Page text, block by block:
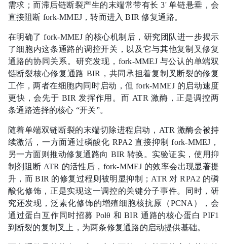
需求；而滞后链断裂产生的末端常带有长 3' 单链悬垂，会
直接阻断 fork-MMEJ，转而进入 BIR 修复通路。
在明确了 fork-MMEJ 的核心机制后，研究团队进一步揭示
了细胞内这条通路的调控开关，以及它与其他复制叉修复
通路的协同关系。研究发现，fork-MMEJ 与公认的单端双
链断裂核心修复通路 BIR，共同承担着复制叉断裂的修复
工作，两者在细胞内同时启动，但 fork-MMEJ 的启动速度
更快，会先于 BIR 发挥作用。而 ATR 激酶，正是调控两
条通路选择的核心 “开关”。
随着单端双链断裂的末端切除进程启动，ATR 激酶会被持
续激活，一方面通过磷酸化 RPA2 直接抑制 fork-MMEJ，
另一方面则推动修复通路向 BIR 转换。实验证实，使用抑
制剂阻断 ATR 的活性后，fork-MMEJ 的效率会出现显著提
升，而 BIR 的修复过程则被明显抑制；ATR 对 RPA2 的磷
酸化修饰，正是实现这一调控的关键分子事件。同时，研
究还发现，泛素化修饰的增殖细胞核抗原（PCNA），会
通过蛋白互作同时招募 Polθ 和 BIR 通路的核心蛋白 PIF1
到断裂的复制叉上，为两条修复通路的启动提供基础。